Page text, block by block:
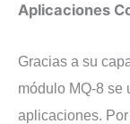
​Aplicaciones
​Gracias a su
módulo MQ-8 se
aplicaciones.